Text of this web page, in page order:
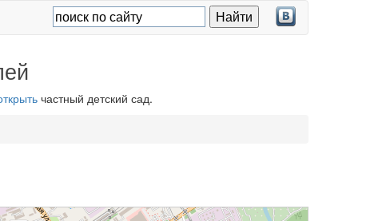
частный детский сад.